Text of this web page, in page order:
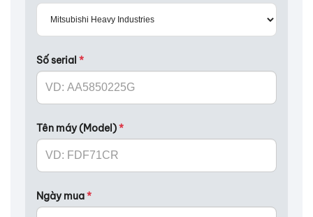
Số serial *
Tên máy (Model)*
Ngày mua*